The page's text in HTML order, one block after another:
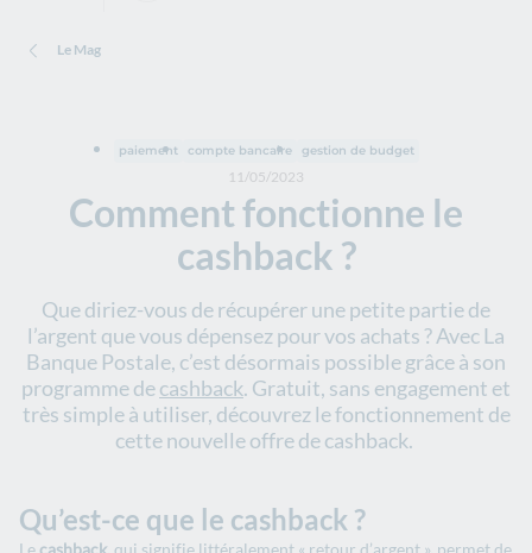
Le Mag
Comment fonctionne le
cashback ?
11/05/2023
paiement compte bancaire gestion de budget
Que diriez-vous de récupérer une petite partie de
l’argent que vous dépensez pour vos achats ? Avec La
Banque Postale, c’est désormais possible grâce à son
programme decashback. Gratuit, sans engagement et
très simple à utiliser, découvrez le fonctionnement de
cette nouvelle offre de cashback.
Qu’est-ce que le cashback ?
Le cashback, qui signifie littéralement « retour d’argent », permet de